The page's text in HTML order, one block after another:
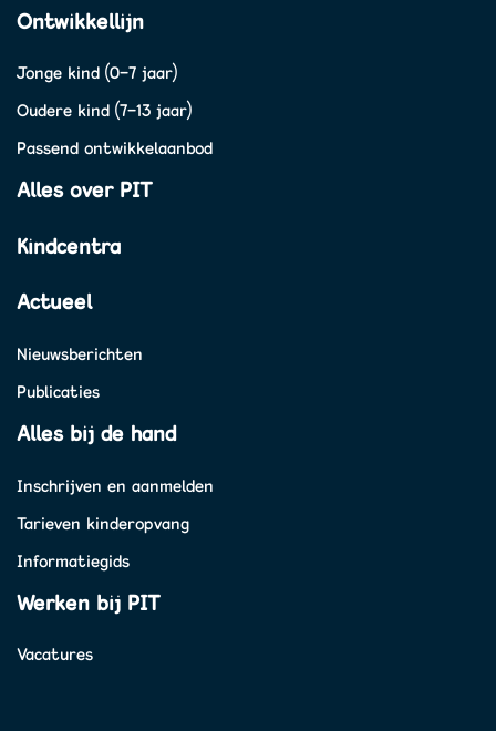
Ontwikkellijn
Jonge kind (0-7 jaar)
Oudere kind (7-13 jaar)
Passend ontwikkelaanbod
Alles over PIT
Kindcentra
Actueel
Nieuwsberichten
Publicaties
Alles bij de hand
Inschrijven en aanmelden
Tarieven kinderopvang
Informatiegids
Werken bij PIT
Vacatures